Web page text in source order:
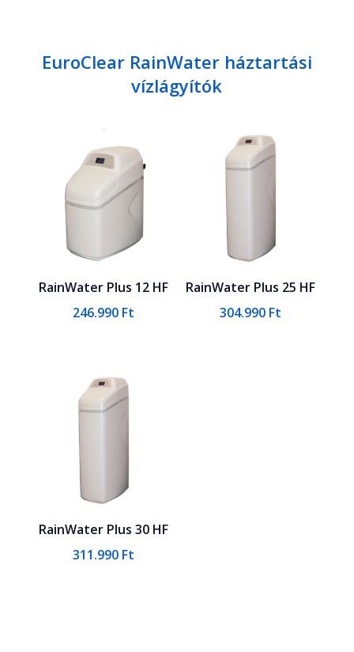
EuroClear RainWater háztartási
vízlágyítók
RainWater Plus 12 HF
246.990 Ft
RainWater Plus 25 HF
304.990 Ft
RainWater Plus 30 HF
311.990 Ft